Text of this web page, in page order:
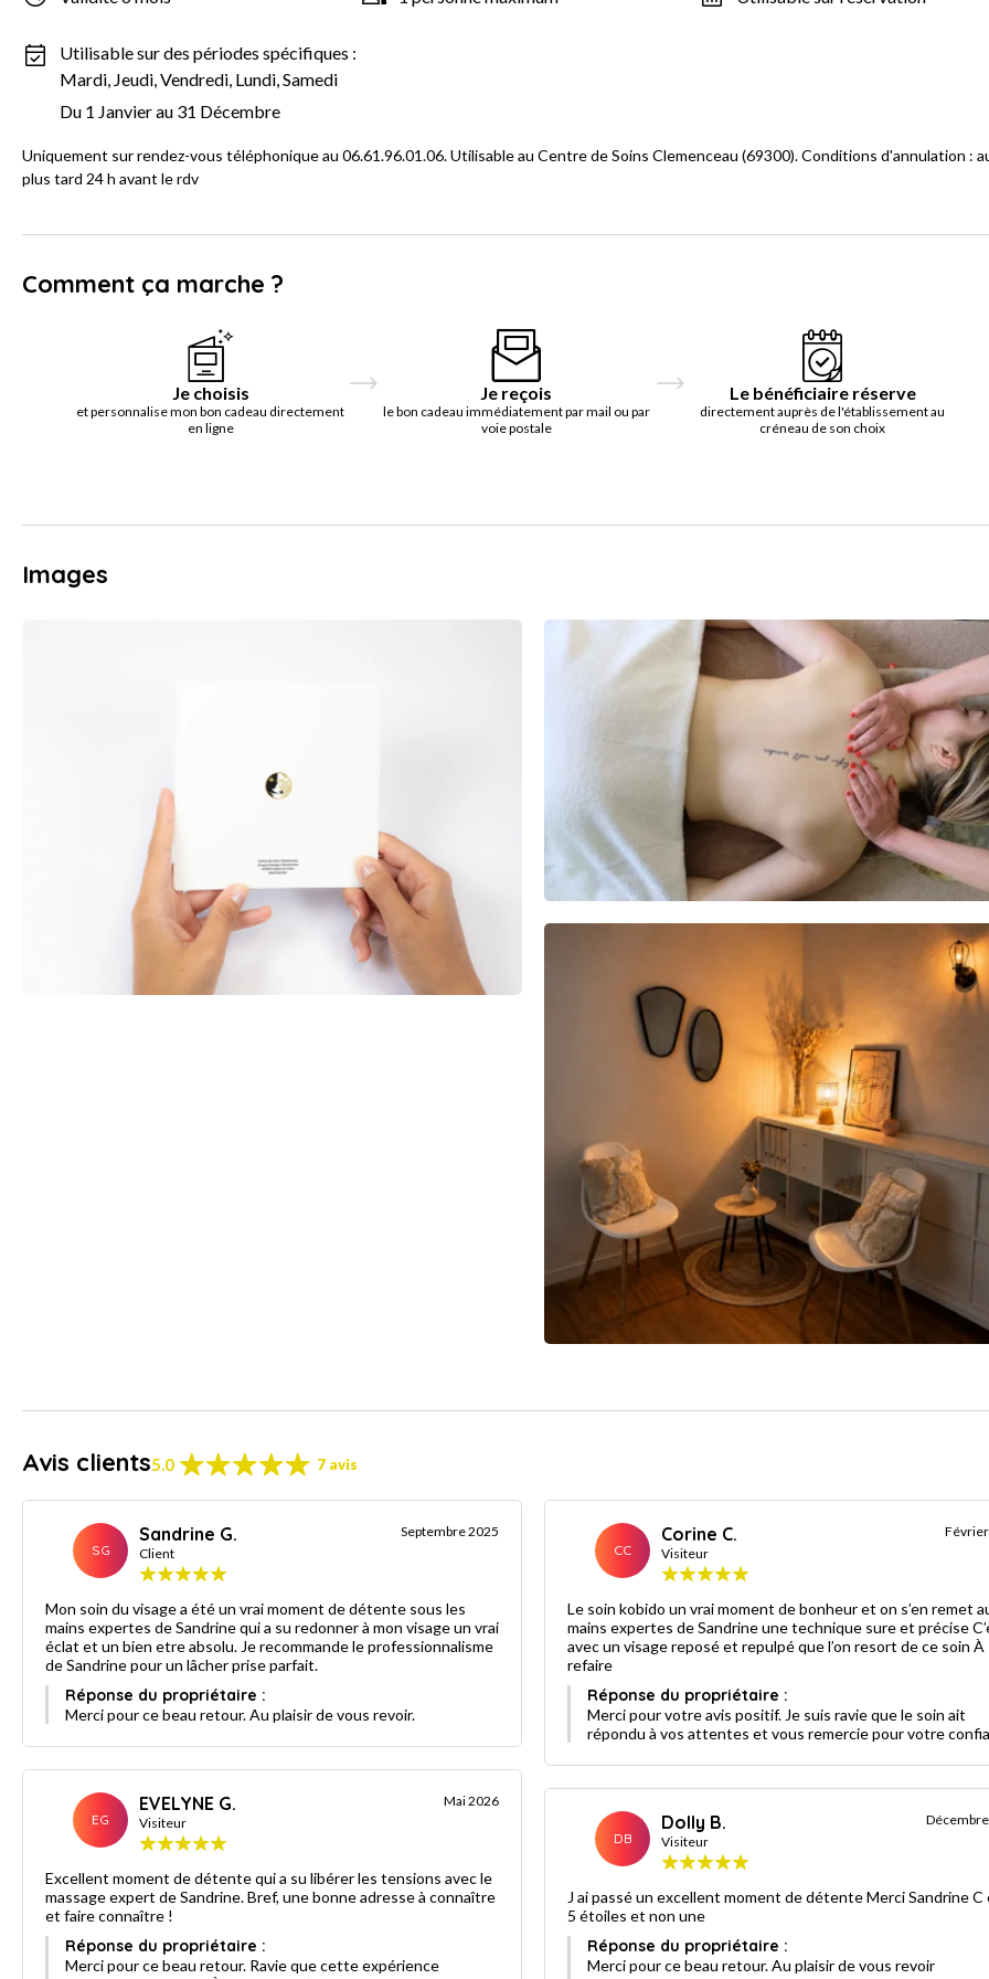
Utilisable sur des périodes spécifiques :
Mardi, Jeudi, Vendredi, Lundi, Samedi
Du 1 Janvier au 31 Décembre
Uniquement sur rendez-vous téléphonique au 06.61.96.01.06. Utilisable au Centre de Soins Clemenceau (69300). Conditions d'annulation :
plus tard 24 h avant le rdv
Comment ça marche ?
Je choisis
et personnalise mon bon cadeau directement
en ligne
Je reçois
le bon cadeau immédiatement par mail ou par
voie postale
Le bénéficiaire réserve
directement auprès de l'établissement au
créneau de son choix
Images
Avis clients5.0 7 avis
SG
Sandrine G.
Client
Septembre 2025
Mon soin du visage a été un vrai moment de détente sous les
mains expertes de Sandrine qui a su redonner à mon visage un vrai
éclat et un bien etre absolu. Je recommande le professionnalisme
de Sandrine pour un lâcher prise parfait.
Réponse du propriétaire :
Merci pour ce beau retour. Au plaisir de vous revoir.
EG
EVELYNE G.
Visiteur
Mai 2026
Excellent moment de détente qui a su libérer les tensions avec le
massage expert de Sandrine. Bref, une bonne adresse à connaître
et faire connaître !
Réponse du propriétaire :
Merci pour ce beau retour. Ravie que cette expérience
CC
Corine C.
Visiteur
Le soin kobido un vrai moment de bonheur et on s’en remet
mains expertes de Sandrine une technique sure et précise
avec un visage reposé et repulpé que l’on resort de ce soin À
refaire
Réponse du propriétaire :
Merci pour votre avis positif. Je suis ravie que le soin ait
répondu à vos attentes et vous remercie pour votre
DB
Dolly B.
Visiteur
J ai passé un excellent moment de détente Merci Sandrine C est
5 étoiles et non une
Réponse du propriétaire :
Merci pour ce beau retour. Au plaisir de vous revoir